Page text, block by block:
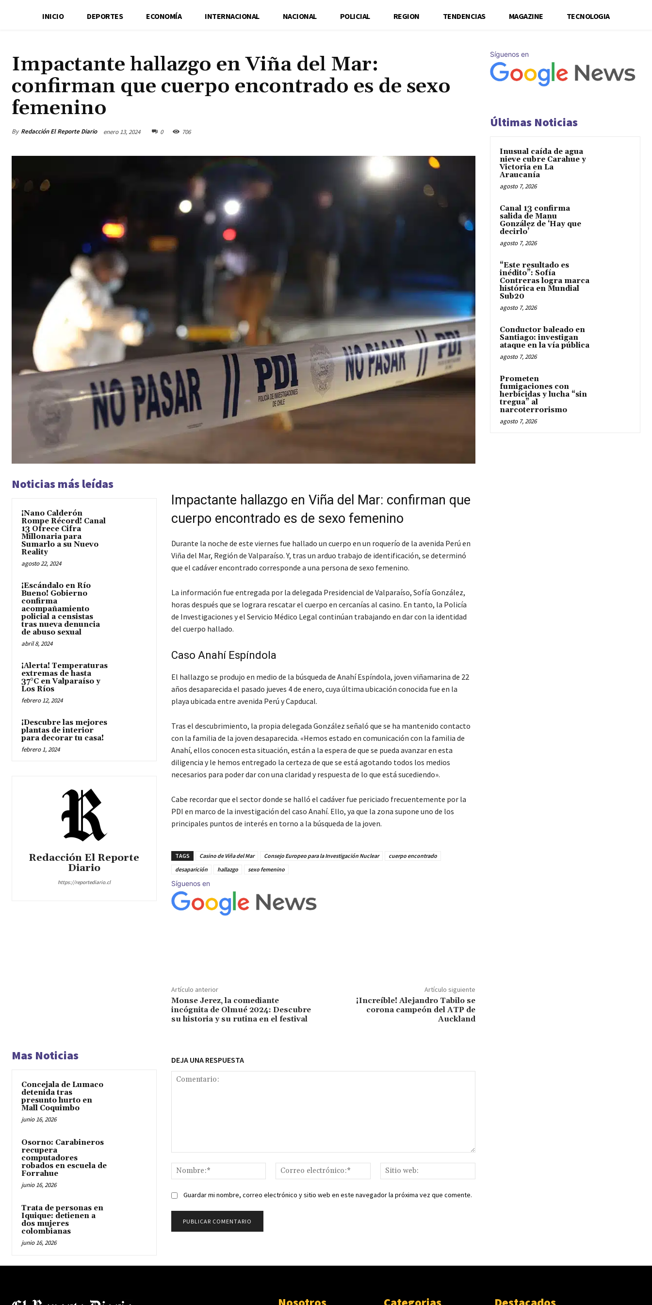
INICIO DEPORTES ECONOMÍA INTERNACIONAL NACIONAL POLICIAL REGION TENDENCIAS MAGAZINE TECNOLOGIA
Impactante hallazgo en Viña del Mar:
confirman que cuerpo encontrado es de sexo
femenino
By Redacción El Reporte Diario enero 13, 2024 0 706
Noticias más leídas
¡Nano Calderón
Rompe Récord! Canal
13 Ofrece Cifra
Millonaria para
Sumarlo a su Nuevo
Reality
agosto 22, 2024
¡Escándalo en Río
Bueno! Gobierno
confirma
acompañamiento
policial a censistas
tras nueva denuncia
de abuso sexual
abril 8, 2024
¡Alerta! Temperaturas
extremas de hasta
37°C en Valparaíso y
Los Ríos
febrero 12, 2024
¡Descubre las mejores
plantas de interior
para decorar tu casa!
febrero 1, 2024
Redacción El Reporte
Diario
https://reportediario.cl
Impactante hallazgo en Viña del Mar: confirman que
cuerpo encontrado es de sexo femenino
Durante la noche de este viernes fue hallado un cuerpo en un roquerío de la avenida Perú en
Viña del Mar, Región de Valparaíso. Y, tras un arduo trabajo de identificación, se determinó
que el cadáver encontrado corresponde a una persona de sexo femenino.
La información fue entregada por la delegada Presidencial de Valparaíso, Sofía González,
horas después que se lograra rescatar el cuerpo en cercanías al casino. En tanto, la Policía
de Investigaciones y el Servicio Médico Legal continúan trabajando en dar con la identidad
del cuerpo hallado.
Caso Anahí Espíndola
El hallazgo se produjo en medio de la búsqueda de Anahí Espíndola, joven viñamarina de 22
años desaparecida el pasado jueves 4 de enero, cuya última ubicación conocida fue en la
playa ubicada entre avenida Perú y Capducal.
Tras el descubrimiento, la propia delegada González señaló que se ha mantenido contacto
con la familia de la joven desaparecida. «Hemos estado en comunicación con la familia de
Anahí, ellos conocen esta situación, están a la espera de que se pueda avanzar en esta
diligencia y le hemos entregado la certeza de que se está agotando todos los medios
necesarios para poder dar con una claridad y respuesta de lo que está sucediendo».
Cabe recordar que el sector donde se halló el cadáver fue periciado frecuentemente por la
PDI en marco de la investigación del caso Anahí. Ello, ya que la zona supone uno de los
principales puntos de interés en torno a la búsqueda de la joven.
TAGS Casino de Viña del Mar Consejo Europeo para la Investigación Nuclear
cuerpo encontrado
desaparición
hallazgo sexo femenino
Síguenos en
Artículo anterior
Monse Jerez, la comediante
incógnita de Olmué 2024: Descubre
su historia y su rutina en el festival
Artículo siguiente
¡Increíble! Alejandro Tabilo se
corona campeón del ATP de
Auckland
Mas Noticias
Concejala de Lumaco
detenida tras
presunto hurto en
Mall Coquimbo
junio 16, 2026
Osorno: Carabineros
recupera
computadores
robados en escuela de
Forrahue
junio 16, 2026
Trata de personas en
Iquique: detienen a
dos mujeres
colombianas
junio 16, 2026
DEJA UNA RESPUESTA
Nombre:*
Correo
electrónico:*
web:
Guardar mi nombre, correo electrónico y sitio web en este navegador la próxima vez que comente.
Síguenos en
Últimas Noticias
Inusual caída de agua
nieve cubre Carahue y
Victoria en La
Araucanía
agosto 7, 2026
Canal 13 confirma
salida de Manu
González de ‘Hay que
decirlo’
agosto 7, 2026
“Este resultado es
inédito”: Sofía
Contreras logra marca
histórica en Mundial
Sub20
agosto 7, 2026
Conductor baleado en
Santiago: investigan
ataque en la vía pública
agosto 7, 2026
Prometen
fumigaciones con
herbicidas y lucha “sin
tregua” al
narcoterrorismo
agosto 7, 2026